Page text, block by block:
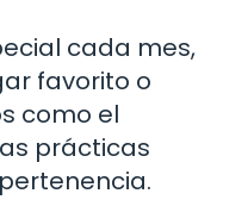
cada mes,
favorito o
como el
prácticas